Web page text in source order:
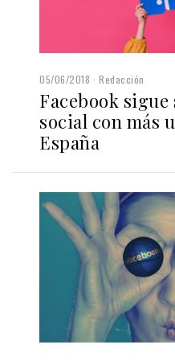
05/06/2018 Redacción
Facebook
social con más
España